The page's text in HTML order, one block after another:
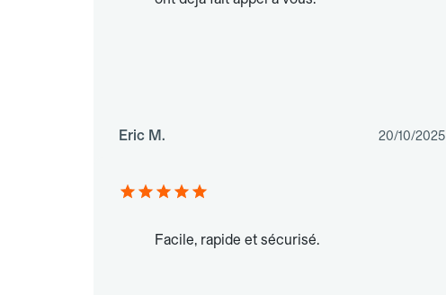
Eric M. 20/10/2025
Facile, rapide et sécurisé.